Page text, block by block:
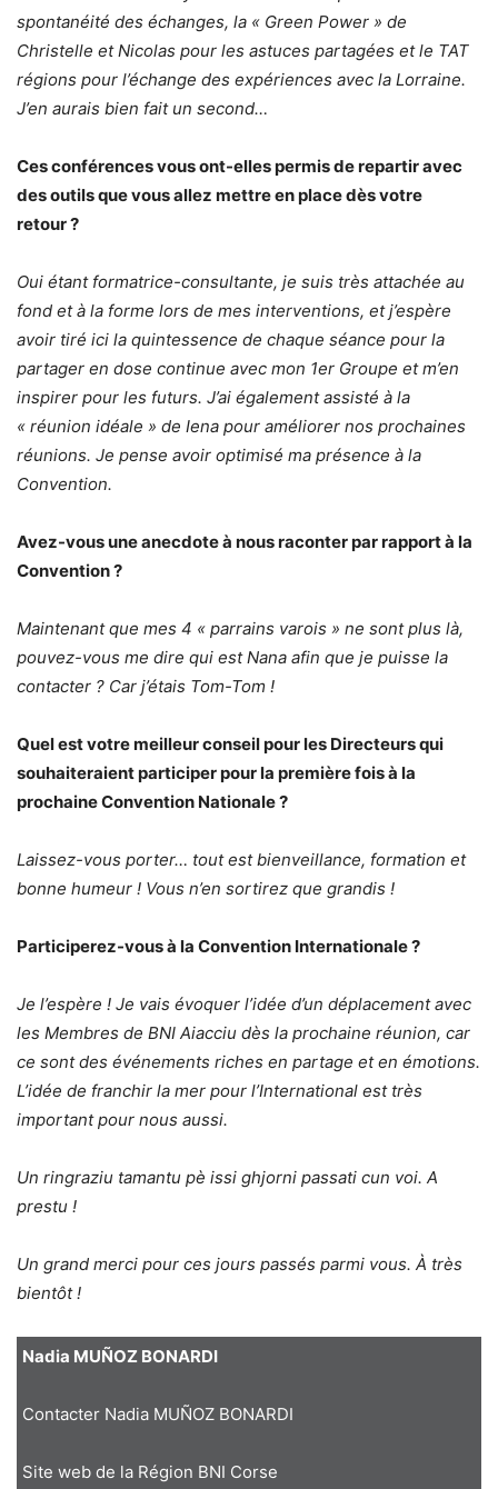
spontanéité des échanges, la « Green Power » de
Christelle et Nicolas pour les astuces partagées et le TAT
régions pour l’échange des expériences avec la Lorraine.
J’en aurais bien fait un second…
Ces conférences vous ont-elles permis de repartir avec
des outils que vous allez mettre en place dès votre
retour ?
Oui étant formatrice-consultante, je suis très attachée au
fond et à la forme lors de mes interventions, et j’espère
avoir tiré ici la quintessence de chaque séance pour la
partager en dose continue avec mon 1er Groupe et m’en
inspirer pour les futurs. J’ai également assisté à la
« réunion idéale » de Iena pour améliorer nos prochaines
réunions. Je pense avoir optimisé ma présence à la
Convention.
Avez-vous une anecdote à nous raconter par rapport à la
Convention ?
Maintenant que mes 4 « parrains varois » ne sont plus là,
pouvez-vous me dire qui est Nana afin que je puisse la
contacter ? Car j’étais Tom-Tom !
Quel est votre meilleur conseil pour les Directeurs qui
souhaiteraient participer pour la première fois à la
prochaine Convention Nationale ?
Laissez-vous porter… tout est bienveillance, formation et
bonne humeur ! Vous n’en sortirez que grandis !
Participerez-vous à la Convention Internationale ?
Je l’espère ! Je vais évoquer l’idée d’un déplacement avec
les Membres de BNI Aiacciu dès la prochaine réunion, car
ce sont des événements riches en partage et en émotions.
L’idée de franchir la mer pour l’International est très
important pour nous aussi.
Un ringraziu tamantu pè issi ghjorni passati cun voi. A
prestu !
Un grand merci pour ces jours passés parmi vous. À très
bientôt !
Nadia MUÑOZ BONARDI
Contacter Nadia MUÑOZ BONARDI
Site web de la Région BNI Corse